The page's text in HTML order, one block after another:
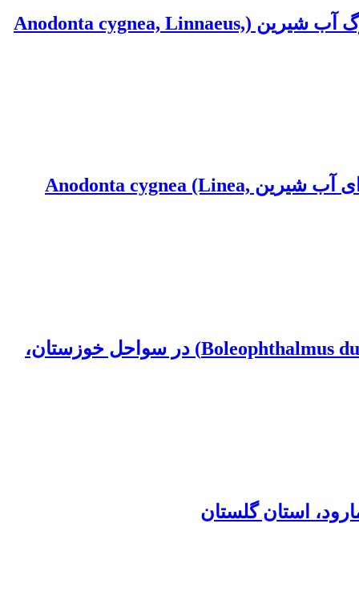
بررسی آثار کوتاه‌مدت و بلندمدت دیازینون بر فعالیت کولین استرازی در بافت‌های صدف بزرگ آب شیرین (Anodonta cygnea, Linnaeus,
بررسی الگوی انباشتگی زیستی فلز سنگین مس در بافت های جبه، پا و آبشش صدف دوکفه ای آب شیرین Anodonta cygnea (Linea,
بررسی تجمع‌زیستی فلزات سنگین در رسوبات و بافت ماهیچه‌ای گل‌خورک یال‌دار (Boleophthalmus dussumieri) در سواحل خوزستان،
استان گلستان